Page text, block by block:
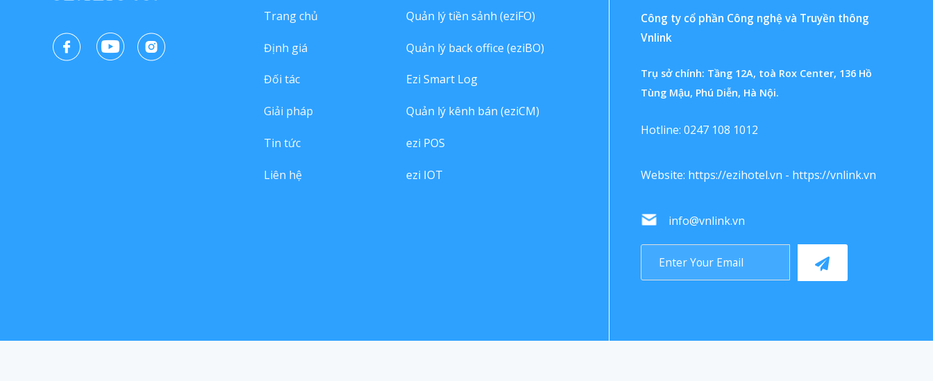
Trang chủ
Định giá
Đối tác
Giải pháp
Tin tức
Liên hệ
Quản lý tiền sảnh (eziFO)
Quản lý back office (eziBO)
Ezi Smart Log
Quản lý kênh bán (eziCM)
ezi POS
ezi IOT
Công ty cổ phần Công nghệ và Truyền thông
Vnlink
Trụ sở chính: Tầng 12A, toà Rox Center, 136 Hồ
Tùng Mậu, Phú Diễn, Hà Nội.
Hotline: 0247 108 1012
Website: https://ezihotel.vn - https://vnlink.vn
info@vnlink.vn